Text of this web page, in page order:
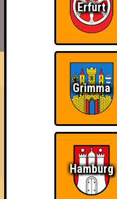
HIGHSCORE
FAQ
Teil der
~
Erfurt
Grimma
Hamburg